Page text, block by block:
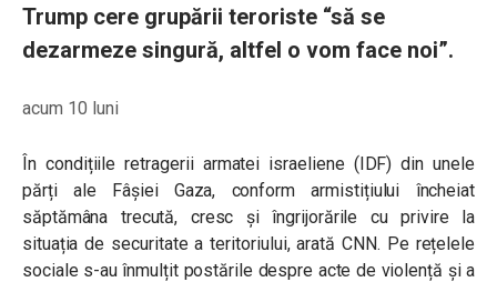
Trump cere grupării teroriste “să se
dezarmeze singură, altfel o vom face noi”.
acum 10 luni
În condițiile retragerii armatei israeliene (IDF) din unele
părți ale Fâșiei Gaza, conform armistițiului încheiat
săptămâna trecută, cresc și îngrijorările cu privire la
situația de securitate a teritoriului, arată CNN. Pe rețelele
sociale s-au înmulțit postările despre acte de violență și a